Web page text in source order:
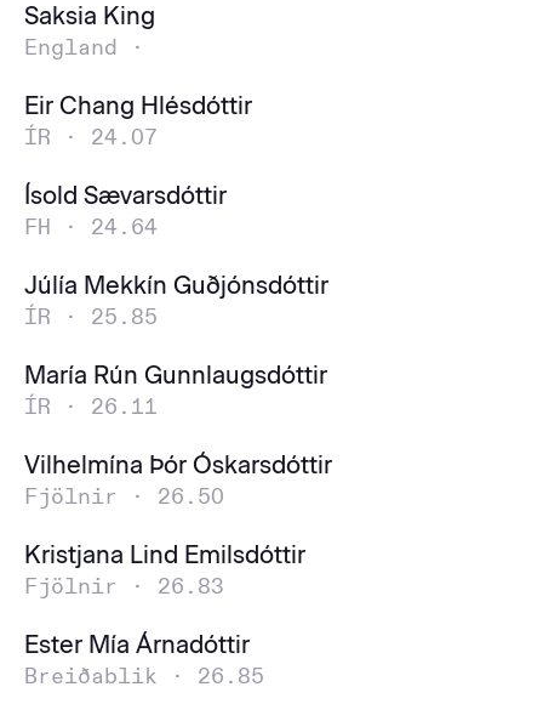
Saksia King
England ·
Eir Chang Hlésdóttir
ÍR · 24.07
Ísold Sævarsdóttir
FH · 24.64
Júlía Mekkín Guðjónsdóttir
ÍR · 25.85
María Rún Gunnlaugsdóttir
ÍR · 26.11
Vilhelmína Þór Óskarsdóttir
Fjölnir · 26.50
Kristjana Lind Emilsdóttir
Fjölnir · 26.83
Ester Mía Árnadóttir
Breiðablik · 26.85